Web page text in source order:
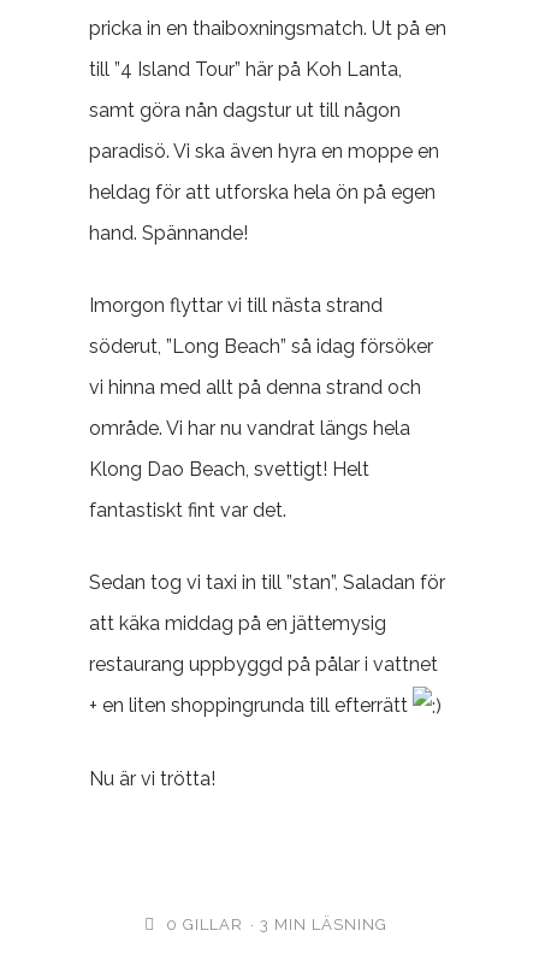
pricka in en thaiboxningsmatch. Ut på en
till ”4 Island Tour” här på Koh Lanta,
samt göra nån dagstur ut till någon
paradisö. Vi ska även hyra en moppe en
heldag för att utforska hela ön på egen
hand. Spännande!
Imorgon flyttar vi till nästa strand
söderut, ”Long Beach” så idag försöker
vi hinna med allt på denna strand och
område. Vi har nu vandrat längs hela
Klong Dao Beach, svettigt! Helt
fantastiskt fint var det.
Sedan tog vi taxi in till ”stan”, Saladan för
att käka middag på en jättemysig
restaurang uppbyggd på pålar i vattnet
+ en liten shoppingrunda till efterrätt
Nu är vi trötta!
0 GILLAR 3 MIN LÄSNING